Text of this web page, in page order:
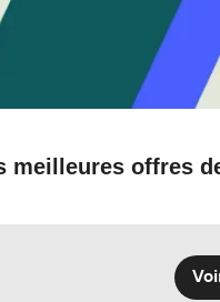
meilleures offres